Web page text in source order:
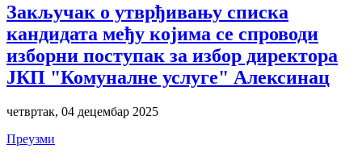
Закључак о утврђивању списка
кандидата међу којима се спроводи
изборни поступак за избор директора
ЈКП "Комуналне услуге" Алексинац
четвртак, 04 децембар 2025
Преузми